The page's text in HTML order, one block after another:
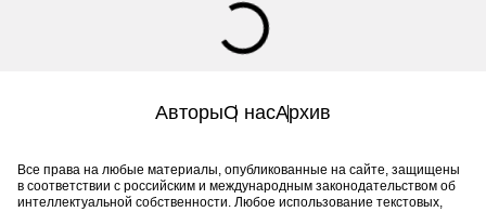
АвторыО насАрхив
Все права на любые материалы, опубликованные на сайте, защищены
в соответствии с российским и международным законодательством об
интеллектуальной собственности. Любое использование текстовых,